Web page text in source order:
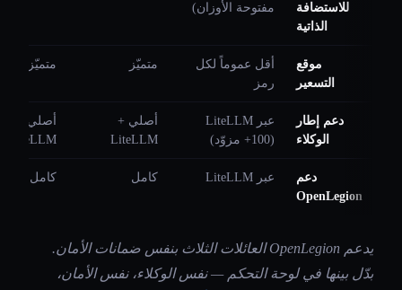
للاستضافة
الذاتية
مفتوحة الأوزان)
موقع
التسعير
أقل عموماً لكل
رمز
متميّز متميّز
دعم إطار
الوكلاء
عبر LiteLLM
(100+ مزوّد)
أصلي +
LiteLLM
أصلي +
LiteLLM
دعم
OpenLegion
عبر LiteLLM كامل كامل
يدعم OpenLegion العائلات الثلاث بنفس ضمانات الأمان.
بدّل بينها في لوحة التحكم — نفس الوكلاء، نفس الأمان،